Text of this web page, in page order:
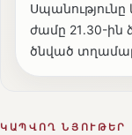
ժամը 21․30-ին
ծնված
ԿԱՊՎՈՂ ՆՅՈՒԹԵՐ